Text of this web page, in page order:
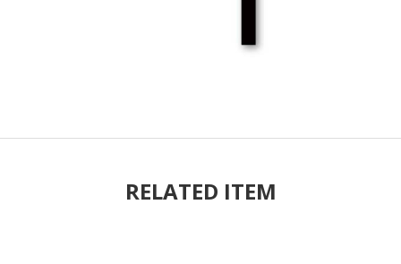
RELATED ITEM